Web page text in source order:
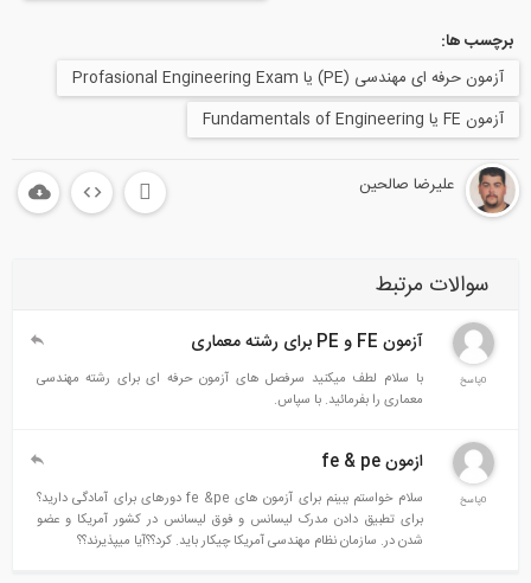
برچسب ها:
آزمون حرفه ای مهندسی (PE) یا Profasional Engineering Exam
آزمون FE یا Fundamentals of Engineering
علیرضا صالحین
سوالات مرتبط
آزمون FE و PE برای رشته معماری
با سلام لطف میکنید سرفصل های آزمون حرفه ای برای رشته مهندسی
معماری را بفرمائید. با سپاس.
ازمون fe & pe
سلام خواستم ببینم برای آزمون های fe &pe دورهای برای آمادگی دارید؟
برای تطبیق دادن مدرک لیسانس و فوق لیسانس در کشور آمریکا و عضو
شدن در. سازمان نظام مهندسی آمریکا چیکار باید. کرد؟؟آیا میپذیرند؟؟